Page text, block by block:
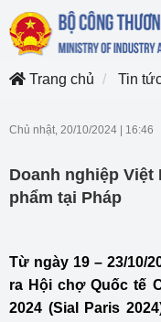
Trang chủ
Tin
Chủ nhật, 20/10/2024 16:46
Doanh nghiệp
phẩm tại Pháp
Từ ngày 19 – 23/10/
ra Hội chợ Quốc tế
2024 (Sial Paris